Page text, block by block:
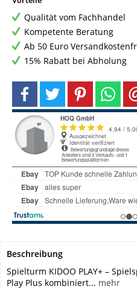
Qualität vom Fachhandel
Kompetente Beratung
Ab 50 Euro
15% Rabatt bei Abholung
Beschreibung
Spielturm KIDOO PLAY+ –
Play Plus kombiniert... mehr